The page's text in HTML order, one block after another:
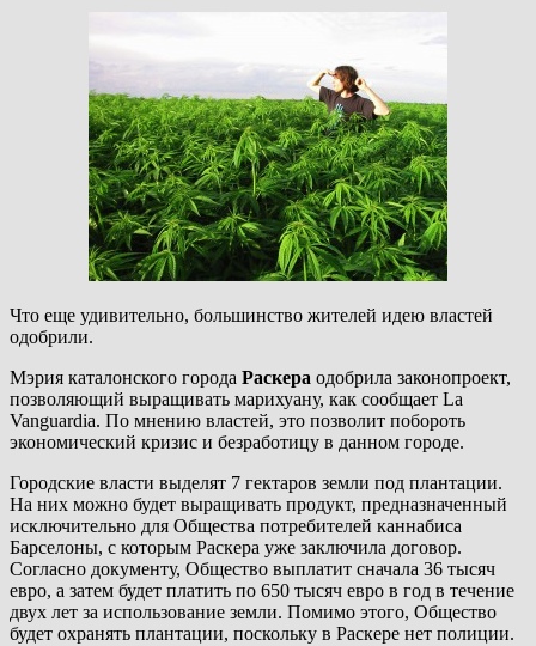
Что еще удивительно, большинство жителей идею властей
одобрили.
Мэрия каталонского города Раскера одобрила законопроект,
позволяющий выращивать марихуану, как сообщает La
Vanguardia. По мнению властей, это позволит побороть
экономический кризис и безработицу в данном городе.
Городские власти выделят 7 гектаров земли под плантации.
На них можно будет выращивать продукт, предназначенный
исключительно для Общества потребителей каннабиса
Барселоны, с которым Раскера уже заключила договор.
Согласно документу, Общество выплатит сначала 36 тысяч
евро, а затем будет платить по 650 тысяч евро в год в течение
двух лет за использование земли. Помимо этого, Общество
будет охранять плантации, поскольку в Раскере нет полиции.